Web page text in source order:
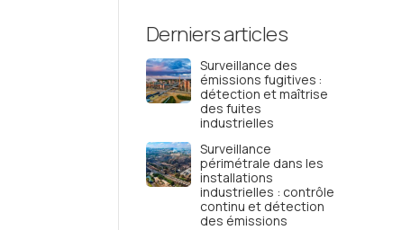
Derniers articles
Surveillance des
émissions fugitives :
détection et maîtrise
des fuites
industrielles
Surveillance
périmétrale dans les
installations
industrielles : contrôle
continu et détection
des émissions